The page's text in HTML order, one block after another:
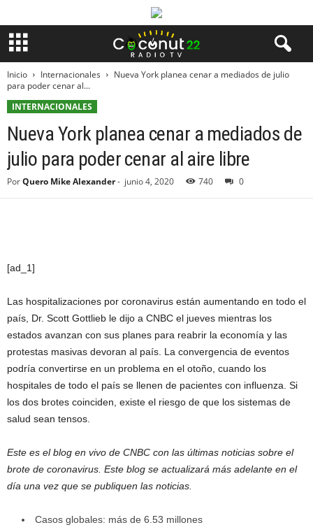
Inicio Internacionales
Nueva York planea cenar a mediados de julio
para poder cenar al...
INTERNACIONALES
Nueva York planea cenar a mediados de
julio para poder cenar al aire libre
PorQuero Mike Alexander- junio 4, 2020 740 0
[ad_1]
Las hospitalizaciones por coronavirus están aumentando en todo el
país, Dr. Scott Gottlieb le dijo a CNBC el jueves mientras los
estados avanzan con sus planes para reabrir la economía y las
protestas masivas devoran al país. La convergencia de eventos
podría convertirse en un problema en el otoño, cuando los
hospitales de todo el país se llenen de pacientes con influenza. Si
los dos brotes coinciden, existe el riesgo de que los sistemas de
salud sean tensos.
Este es el blog en vivo de CNBC con las últimas noticias sobre el
brote de coronavirus . Este blog se actualizará más adelante en el
día una vez que se publiquen las noticias.
Casos globales: más de 6.53 millones